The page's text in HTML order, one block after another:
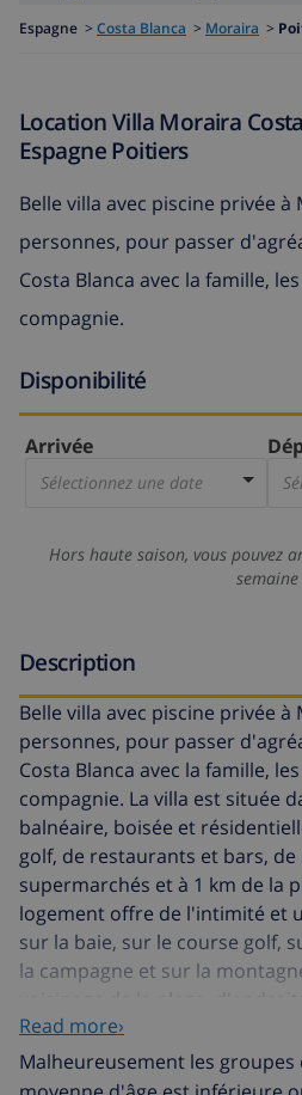
Espagne > Costa Blanca > Moraira >
Location Villa Moraira
Espagne Poitiers
Belle villa avec piscine privée
personnes, pour passer
Costa Blanca avec la famille,
compagnie.
Disponibilité
Arrivée
Sélectionnez une date
Hors haute saison, vous pouvez
semaine
Description
Belle villa avec piscine privée
personnes, pour passer
Costa Blanca avec la famille,
compagnie. La villa est située
balnéaire, boisée et
golf, de restaurants et bars, de
supermarchés et à 1 km de la
logement offre de l'intimité et
sur la baie, sur le course golf,
la campagne et sur la
voisinage de la plage,
shopping, d'activités sportives
sortir rendent cette villa un
passer vos vacances sur la
Read more›
Malheureusement les groupes